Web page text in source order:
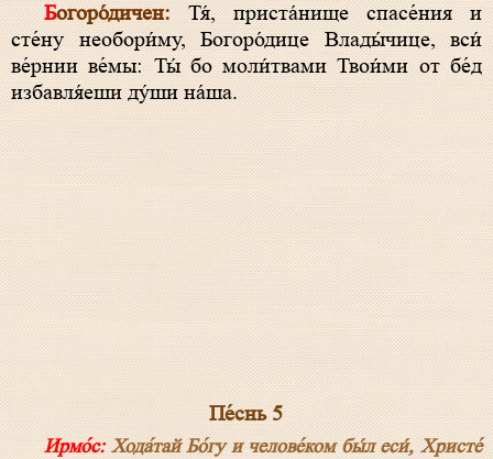
Богоро́дичен:Тя́, приста́нище спасе́ния и
сте́ну необори́му, Богоро́дице Влады́чице, вси́
ве́рнии ве́мы: Ты́ бо моли́твами Твои́ми от бе́д
избавля́еши ду́ши на́ша.
Пе́снь 5
Ирмо́с:Хода́тай Бо́гу и челове́ком бы́л еси́, Христе́